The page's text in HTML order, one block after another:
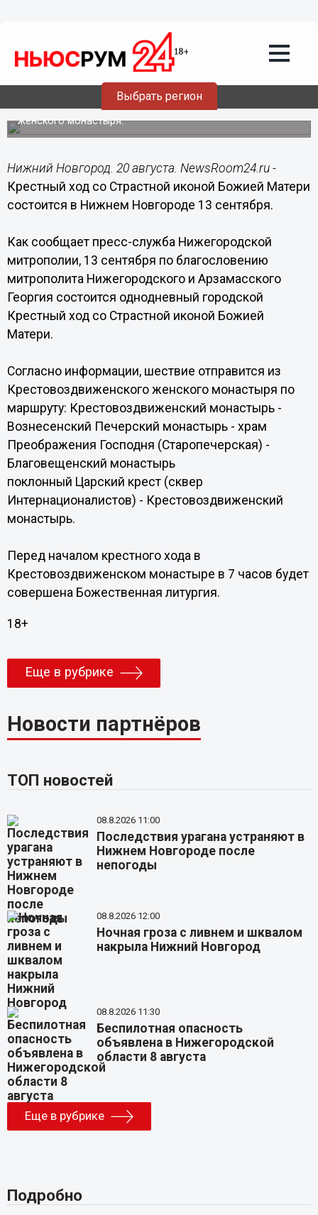
Выбрать регион
Крестный ход со Страстной иконой
Божией Матери состоится в Нижнем
Новгороде 13 сентября
Шествие отправится из Крестовоздвиженского
женского монастыря.
Нижний Новгород. 20 августа. NewsRoom24.ru -
Крестный ход со Страстной иконой Божией Матери
состоится в Нижнем Новгороде 13 сентября.
Как сообщает пресс-служба Нижегородской
митрополии, 13 сентября по благословению
митрополита Нижегородского и Арзамасского
Георгия состоится однодневный городской
Крестный ход со Страстной иконой Божией
Матери.
Согласно информации, шествие отправится из
Крестовоздвиженского женского монастыря по
маршруту: Крестовоздвиженский монастырь -
Вознесенский Печерский монастырь - храм
Преображения Господня (Старопечерская) -
Благовещенский монастырь
поклонный Царский крест (сквер
Интернационалистов) - Крестовоздвиженский
монастырь.
Перед началом крестного хода в
Крестовоздвиженском монастыре в 7 часов будет
совершена Божественная литургия.
18+
Еще в рубрике
Новости партнёров
ТОП новостей
08.8.2026 11:00
Последствия урагана устраняют в
Нижнем Новгороде после
непогоды
08.8.2026 12:00
Ночная гроза с ливнем и шквалом
накрыла Нижний Новгород
08.8.2026 11:30
Беспилотная опасность
объявлена в Нижегородской
области 8 августа
Еще в рубрике
Подробно